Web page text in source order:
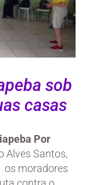
sob
casas
Por
Alves Santos,
os moradores